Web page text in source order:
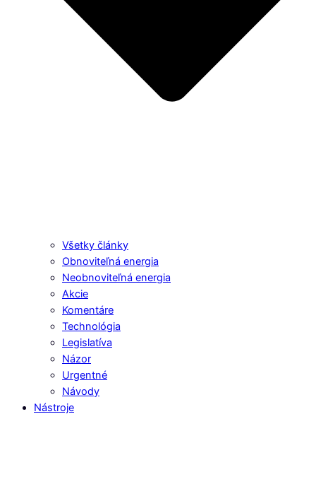
Všetky články
Obnoviteľná energia
Neobnoviteľná energia
Akcie
Komentáre
Technológia
Legislatíva
Názor
Urgentné
Návody
Nástroje